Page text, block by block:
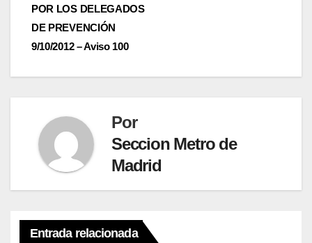
entradas
POR LOS DELEGADOS
DE PREVENCIÓN
9/10/2012 – Aviso 100
Por
Seccion Metro de
Madrid
Entrada relacionada